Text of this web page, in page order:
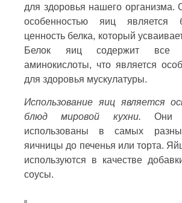
для здоровья нашего организма.
особенностью яиц является
ценность белка, который
Белок яиц содержит все
аминокислоты, что является
для здоровья мускулатуры.
Использование яиц является
блюд мировой кухни. Они
использованы в самых
яичницы до печенья или торта.
используются в качестве
соусы.